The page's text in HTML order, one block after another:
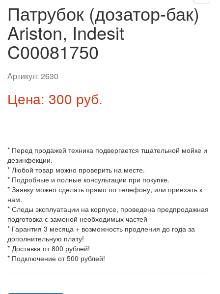
Патрубок (дозатор-бак)
Ariston, Indesit
C00081750
Артикул: 2630
Цена: 300 руб.
* Перед продажей техника подвергается тщательной мойке и
дезинфекции.
* Любой товар можно проверить на месте.
* Подробные и полные консультации при покупке.
* Заявку можно сделать прямо по телефону, или приехать к
нам.
* Следы эксплуатации на корпусе, проведена предпродажная
подготовка с заменой необходимых частей
* Гарантия 3 месяца + возможность продления до года за
дополнительную плату!
* Доставка от 800 рублей!
* Подключение от 500 рублей!